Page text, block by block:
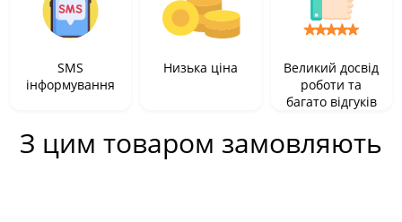
SMS
інформування
Низька ціна
Великий досвід
роботи та
багато відгуків
З цим товаром замовляють